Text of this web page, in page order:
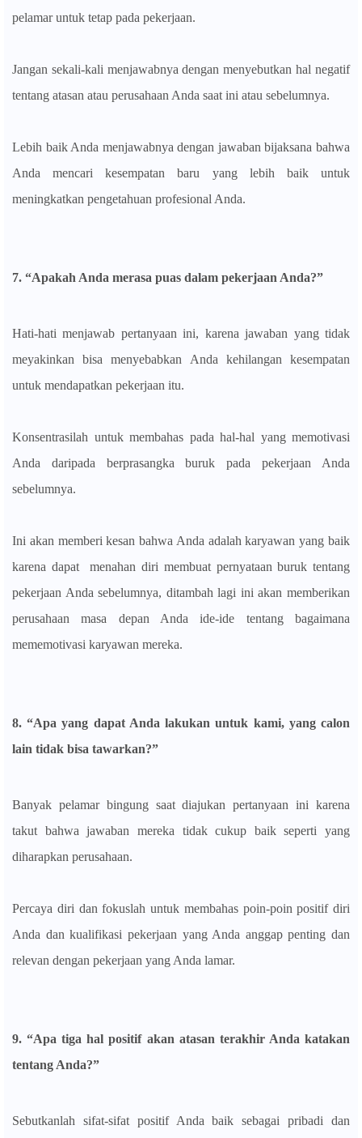
pelamar untuk tetap pada pekerjaan.
Jangan sekali-kali menjawabnya dengan menyebutkan hal negatif
tentang atasan atau perusahaan Anda saat ini atau sebelumnya.
Lebih baik Anda menjawabnya dengan jawaban bijaksana bahwa
Anda mencari kesempatan baru yang lebih baik untuk
meningkatkan pengetahuan profesional Anda.
7. “Apakah Anda merasa puas dalam pekerjaan Anda?”
Hati-hati menjawab pertanyaan ini, karena jawaban yang tidak
meyakinkan bisa menyebabkan Anda kehilangan kesempatan
untuk mendapatkan pekerjaan itu.
Konsentrasilah untuk membahas pada hal-hal yang memotivasi
Anda daripada berprasangka buruk pada pekerjaan Anda
sebelumnya.
Ini akan memberi kesan bahwa Anda adalah karyawan yang baik
karena dapat menahan diri membuat pernyataan buruk tentang
pekerjaan Anda sebelumnya, ditambah lagi ini akan memberikan
perusahaan masa depan Anda ide-ide tentang bagaimana
mememotivasi karyawan mereka.
8. “Apa yang dapat Anda lakukan untuk kami, yang calon
lain tidak bisa tawarkan?”
Banyak pelamar bingung saat diajukan pertanyaan ini karena
takut bahwa jawaban mereka tidak cukup baik seperti yang
diharapkan perusahaan.
Percaya diri dan fokuslah untuk membahas poin-poin positif diri
Anda dan kualifikasi pekerjaan yang Anda anggap penting dan
relevan dengan pekerjaan yang Anda lamar.
9. “Apa tiga hal positif akan atasan terakhir Anda katakan
tentang Anda?”
Sebutkanlah sifat-sifat positif Anda baik sebagai pribadi dan